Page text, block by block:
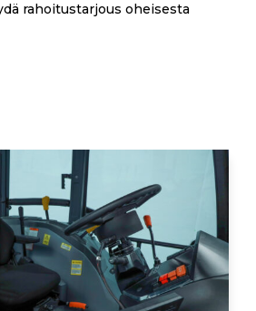
rahoitustarjous oheisesta